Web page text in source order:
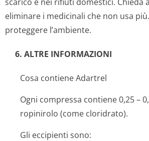
eliminare i medicinali che non usa
proteggere l’ambiente.
6. ALTRE INFORMAZIONI
Cosa contiene Adartrel
Ogni compressa contiene 0,25 –
ropinirolo (come cloridrato).
Gli eccipienti sono: